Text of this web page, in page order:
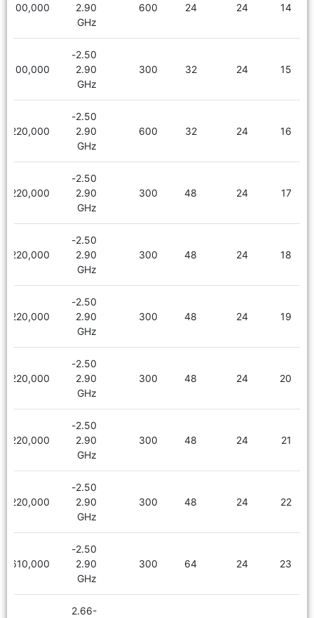
14
24
24
600
2.90
GHz
2,100,000
15
24
32
300
2.50-
2.90
GHz
2,100,000
16
24
32
600
2.50-
2.90
GHz
2,220,000
17
24
48
300
2.50-
2.90
GHz
2,220,000
18
24
48
300
2.50-
2.90
GHz
2,220,000
19
24
48
300
2.50-
2.90
GHz
2,220,000
20
24
48
300
2.50-
2.90
GHz
2,220,000
21
24
48
300
2.50-
2.90
GHz
2,220,000
22
24
48
300
2.50-
2.90
GHz
2,220,000
23
24
64
300
2.50-
2.90
GHz
2,610,000
2.66-